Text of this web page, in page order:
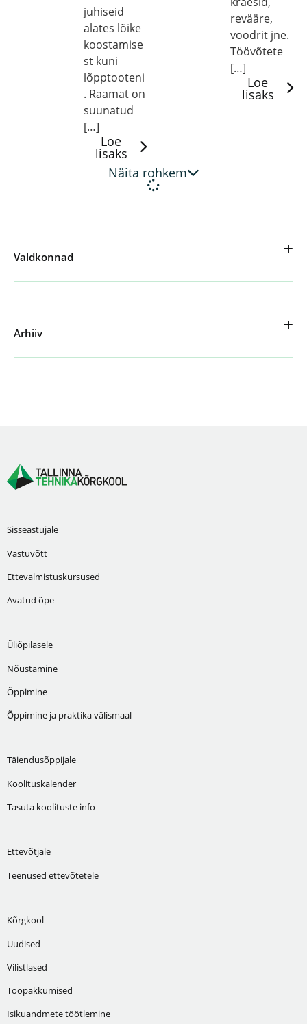
juhiseid
alates lõike
koostamise
st kuni
lõpptooteni
. Raamat on
suunatud
[…]
Loe
lisaks
revääre,
voodrit jne.
Töövõtete
[…]
Loe
lisaks
Näita rohkem
Valdkonnad
Arhiiv
Sisseastujale
Vastuvõtt
Ettevalmistuskursused
Avatud õpe
Üliõpilasele
Nõustamine
Õppimine
Õppimine ja praktika välismaal
Täiendusõppijale
Koolituskalender
Tasuta koolituste info
Ettevõtjale
Teenused ettevõtetele
Kõrgkool
Uudised
Vilistlased
Tööpakkumised
Isikuandmete töötlemine